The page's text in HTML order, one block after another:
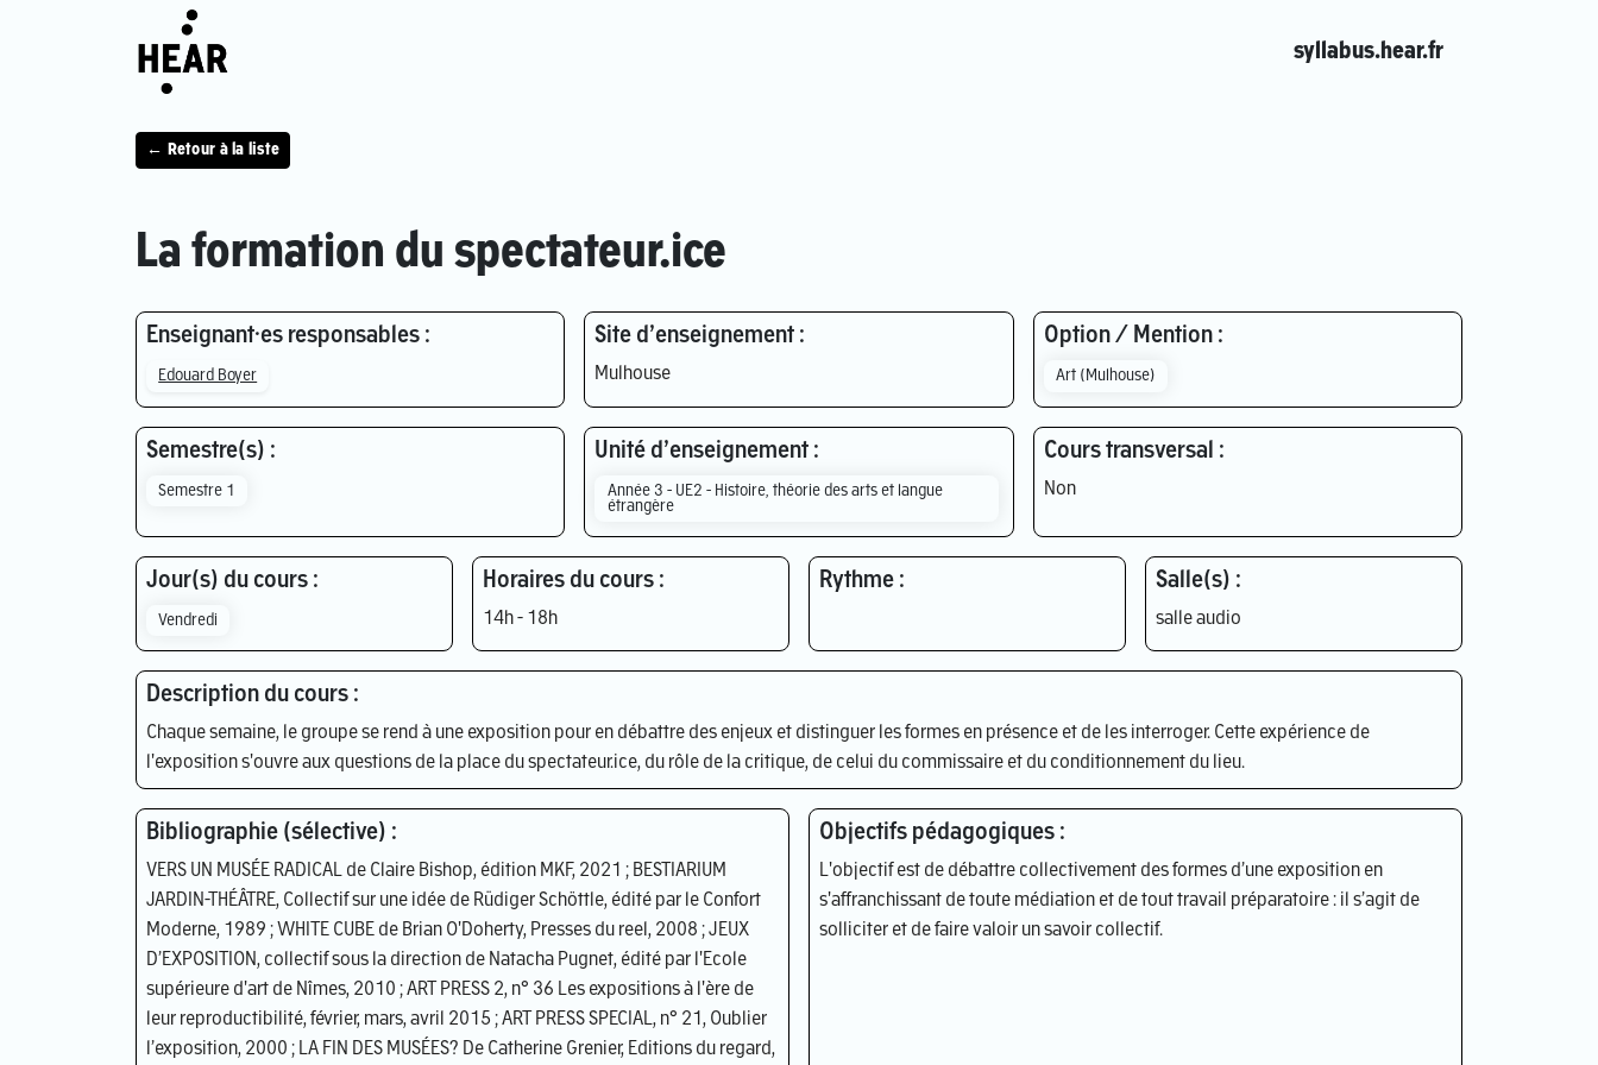
syllabus.hear.fr
← Retour à la liste
La formation du spectateur.ice
Enseignant·es responsables :
Edouard Boyer
Site d’enseignement :
Mulhouse
Option / Mention :
Art (Mulhouse)
Semestre(s) :
Semestre 1
Unité d’enseignement :
Année 3 - UE2 - Histoire, théorie des arts et langue
étrangère
Cours transversal :
Non
Jour(s) du cours :
Vendredi
Horaires du cours :
14h - 18h
Rythme : Salle(s) :
salle audio
Description du cours :
Chaque semaine, le groupe se rend à une exposition pour en débattre des enjeux et distinguer les formes en présence et de les interroger. Cette expérience de
l'exposition s'ouvre aux questions de la place du spectateur.ice, du rôle de la critique, de celui du commissaire et du conditionnement du lieu.
Bibliographie (sélective) :
VERS UN MUSÉE RADICAL de Claire Bishop, édition MKF, 2021 ; BESTIARIUM
JARDIN-THÉÂTRE, Collectif sur une idée de Rüdiger Schöttle, édité par le Confort
Moderne, 1989 ; WHITE CUBE de Brian O'Doherty, Presses du reel, 2008 ; JEUX
D’EXPOSITION, collectif sous la direction de Natacha Pugnet, édité par l'Ecole
supérieure d'art de Nîmes, 2010 ; ART PRESS 2, n° 36 Les expositions à l'ère de
leur reproductibilité, février, mars, avril 2015 ; ART PRESS SPECIAL, n° 21, Oublier
l’exposition, 2000 ; LA FIN DES MUSÉES? De Catherine Grenier, Editions du regard,
Objectifs pédagogiques :
L'objectif est de débattre collectivement des formes d’une exposition en
s'affranchissant de toute médiation et de tout travail préparatoire : il s’agit de
solliciter et de faire valoir un savoir collectif.